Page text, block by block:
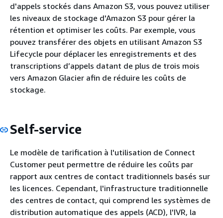
d'appels stockés dans Amazon S3, vous pouvez utiliser
les niveaux de stockage d'Amazon S3 pour gérer la
rétention et optimiser les coûts. Par exemple, vous
pouvez transférer des objets en utilisant Amazon S3
Lifecycle pour déplacer les enregistrements et des
transcriptions d’appels datant de plus de trois mois
vers Amazon Glacier afin de réduire les coûts de
stockage.
Self-service
Le modèle de tarification à l'utilisation de Connect
Customer peut permettre de réduire les coûts par
rapport aux centres de contact traditionnels basés sur
les licences. Cependant, l'infrastructure traditionnelle
des centres de contact, qui comprend les systèmes de
distribution automatique des appels (ACD), l'IVR, la